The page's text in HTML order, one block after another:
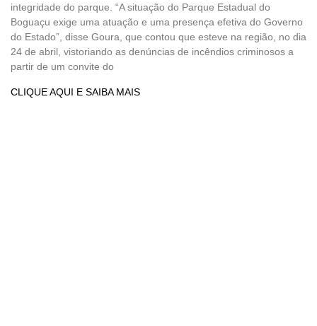
integridade do parque. “A situação do Parque Estadual do
Boguaçu exige uma atuação e uma presença efetiva do Governo
do Estado”, disse Goura, que contou que esteve na região, no dia
24 de abril, vistoriando as denúncias de incêndios criminosos a
partir de um convite do
CLIQUE AQUI E SAIBA MAIS